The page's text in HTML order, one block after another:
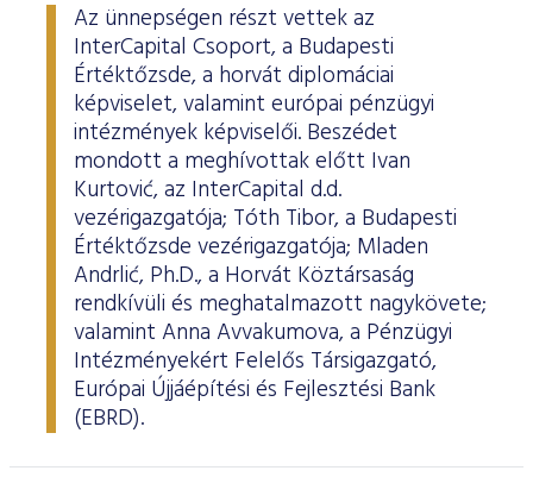
Az ünnepségen részt vettek az
InterCapital Csoport, a Budapesti
Értéktőzsde, a horvát diplomáciai
képviselet, valamint európai pénzügyi
intézmények képviselői. Beszédet
mondott a meghívottak előtt Ivan
Kurtović, az InterCapital d.d.
vezérigazgatója; Tóth Tibor, a Budapesti
Értéktőzsde vezérigazgatója; Mladen
Andrlić, Ph.D., a Horvát Köztársaság
rendkívüli és meghatalmazott nagykövete;
valamint Anna Avvakumova, a Pénzügyi
Intézményekért Felelős Társigazgató,
Európai Újjáépítési és Fejlesztési Bank
(EBRD).